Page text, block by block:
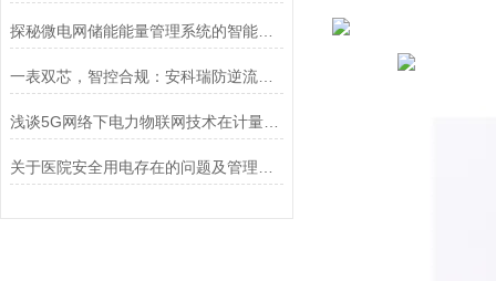
探秘微电网储能能量管理系统的智能调控机制
一表双芯，智控合规：安科瑞防逆流电表破解户用光储“旧光+新储”并网难题
浅谈5G网络下电力物联网技术在计量装置监控中的应用